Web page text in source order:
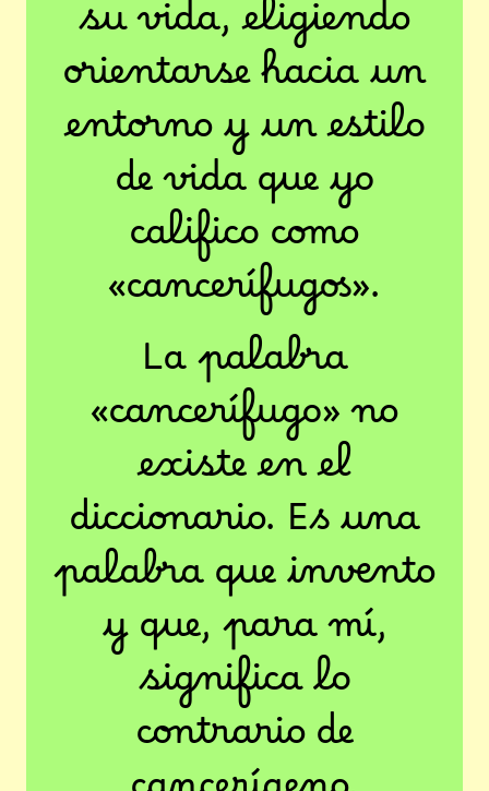
su vida, eligiendo
orientarse hacia un
entorno y un estilo
de vida que yo
califico como
«cancerífugos».
La palabra
«cancerífugo» no
existe en el
diccionario. Es una
palabra que invento
y que, para mí,
significa lo
contrario de